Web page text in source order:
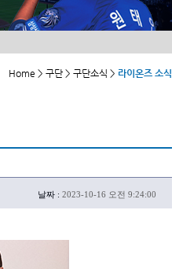
Home > 구단 > 구단소식 > 라이온즈 소식
날짜 : 2023-10-16 오전 9:24:00